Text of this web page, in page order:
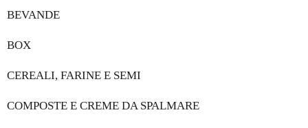
BEVANDE
BOX
CEREALI, FARINE E SEMI
COMPOSTE E CREME DA SPALMARE